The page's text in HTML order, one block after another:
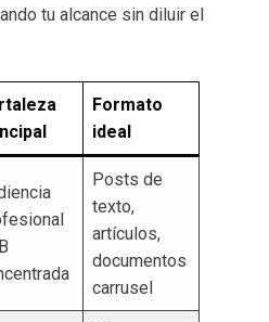
tu alcance sin diluir el
Formato
ideal
Posts de
texto,
artículos,
documentos
carrusel